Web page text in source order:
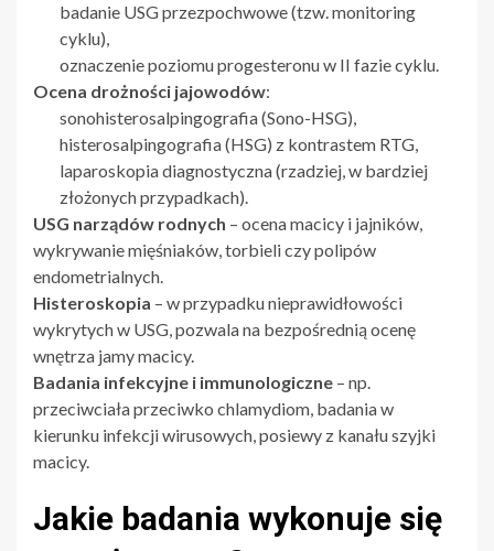
badanie USG przezpochwowe (tzw. monitoring
cyklu),
oznaczenie poziomu progesteronu w II fazie cyklu.
Ocena drożności jajowodów:
sonohisterosalpingografia (Sono-HSG),
histerosalpingografia (HSG) z kontrastem RTG,
laparoskopia diagnostyczna (rzadziej, w bardziej
złożonych przypadkach).
USG narządów rodnych – ocena macicy i jajników,
wykrywanie mięśniaków, torbieli czy polipów
endometrialnych.
Histeroskopia – w przypadku nieprawidłowości
wykrytych w USG, pozwala na bezpośrednią ocenę
wnętrza jamy macicy.
Badania infekcyjne i immunologiczne – np.
przeciwciała przeciwko chlamydiom, badania w
kierunku infekcji wirusowych, posiewy z kanału szyjki
macicy.
Jakie badania wykonuje się